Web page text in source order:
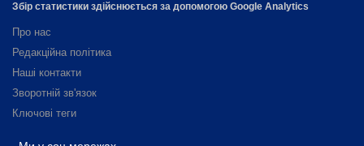
Збір статистики здійснюється за допомогою Google Analytics
Про нас
Редакційна політика
Наші контакти
Зворотній зв'язок
Ключові теги